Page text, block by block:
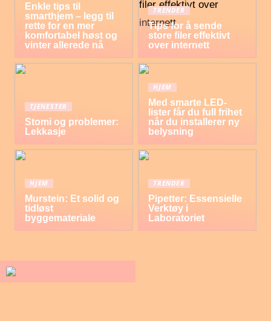
Enkle tips til
smarthjem – legg til
rette for en mer
komfortabel høst og
vinter allerede nå
TRENDER
Tips for å sende
store filer effektivt
over internett
TJENESTER
Stomi og problemer:
Lekkasje
HJEM
Med smarte LED-
lister får du full frihet
når du installerer ny
belysning
HJEM
Murstein: Et solid og
tidløst
byggemateriale
TRENDER
Pipetter: Essensielle
Verktøy i
Laboratoriet